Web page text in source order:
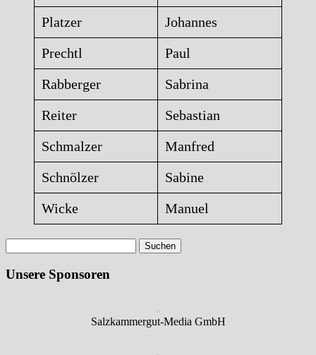
Platzer
Johannes
Prechtl
Paul
Rabberger
Sabrina
Reiter
Sebastian
Schmalzer
Manfred
Schnölzer
Sabine
Wicke
Manuel
nach:
Unsere Sponsoren
Salzkammergut-Media GmbH